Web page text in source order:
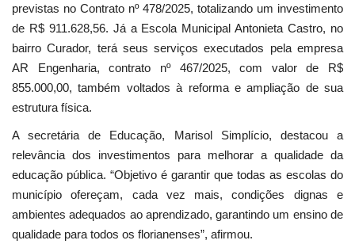
previstas no Contrato nº 478/2025, totalizando um investimento
de R$ 911.628,56. Já a Escola Municipal Antonieta Castro, no
bairro Curador, terá seus serviços executados pela empresa
AR Engenharia, contrato nº 467/2025, com valor de R$
855.000,00, também voltados à reforma e ampliação de sua
estrutura física.
A secretária de Educação, Marisol Simplício, destacou a
relevância dos investimentos para melhorar a qualidade da
educação pública. “Objetivo é garantir que todas as escolas do
município ofereçam, cada vez mais, condições dignas e
ambientes adequados ao aprendizado, garantindo um ensino de
qualidade para todos os florianenses”, afirmou.